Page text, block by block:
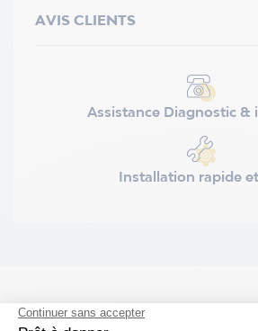
AVIS CLIENTS
Assistance Diagnostic &
Installation rapide
ACCESSOIRES